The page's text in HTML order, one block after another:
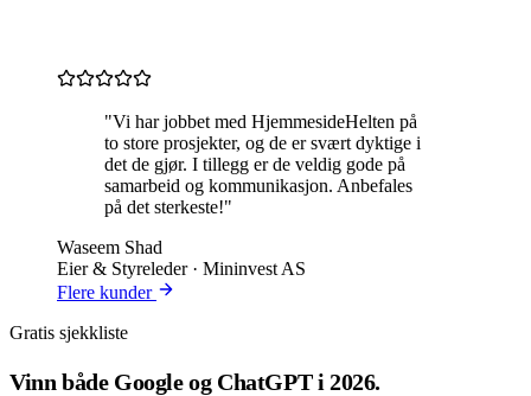
"Vi har jobbet med HjemmesideHelten på
to store prosjekter, og de er svært dyktige i
det de gjør. I tillegg er de veldig gode på
samarbeid og kommunikasjon. Anbefales
på det sterkeste!"
Waseem Shad
Eier & Styreleder · Mininvest AS
Flere kunder
Gratis sjekkliste
Vinn både Google og ChatGPTi 2026.